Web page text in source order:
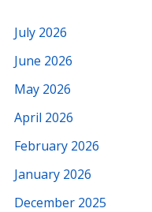
July 2026
June 2026
May 2026
April 2026
February 2026
January 2026
December 2025